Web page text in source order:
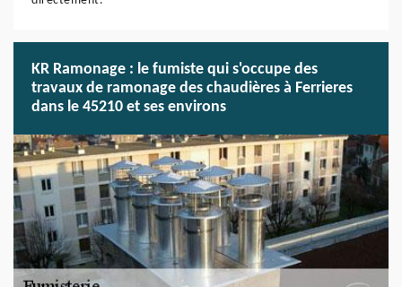
KR Ramonage : le fumiste qui s'occupe des
travaux de ramonage des chaudières à Ferrieres
dans le 45210 et ses environs